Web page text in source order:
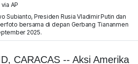
AP
Subianto, Presiden Rusia Vladimir Putin dan
bersama di depan Gerbang Tiananmen
2025.
CARACAS -- Aksi Amerika